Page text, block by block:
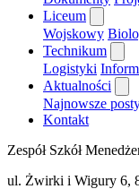
Liceum
Wojskowy
Technikum
Logistyki
Aktualności
Najnowsze
Kontakt
Zespół Szkół
ul. Żwirki i Wigury 6,